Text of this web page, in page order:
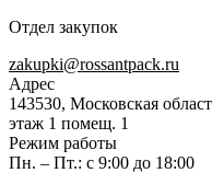
Отдел закупок
zakupki@rossantpack.ru
Адрес
143530, Московская
этаж 1 помещ. 1
Режим работы
Пн. – Пт.: с 9:00 до 18:00